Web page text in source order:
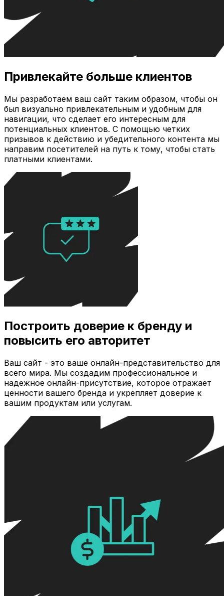
Привлекайте больше клиентов
Мы разработаем ваш сайт таким образом, чтобы он
был визуально привлекательным и удобным для
навигации, что сделает его интересным для
потенциальных клиентов. С помощью четких
призывов к действию и убедительного контента мы
направим посетителей на путь к тому, чтобы стать
платными клиентами.
Построить доверие к бренду и
повысить его авторитет
Ваш сайт - это ваше онлайн-представительство для
всего мира. Мы создадим профессиональное и
надежное онлайн-присутствие, которое отражает
ценности вашего бренда и укрепляет доверие к
вашим продуктам или услугам.